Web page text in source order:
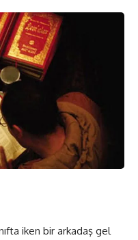
iken bir arkadaş gel